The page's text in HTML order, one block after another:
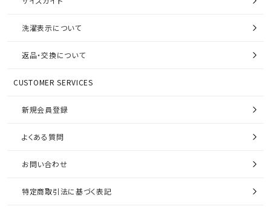
洗濯表示について
返品・交換について
CUSTOMER SERVICES
新規会員登録
よくある質問
お問い合わせ
特定商取引法に基づく表記